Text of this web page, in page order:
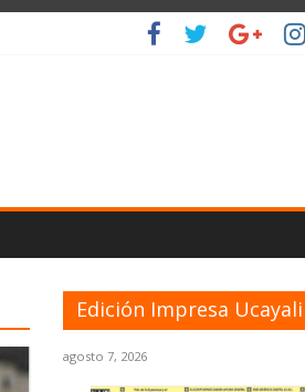
Edición Impresa Ucayali
agosto 7, 2026